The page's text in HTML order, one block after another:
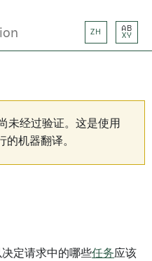
ZH
AB
XY
未经过验证。这是使用
的机器翻译。
定请求中的哪些任务应该